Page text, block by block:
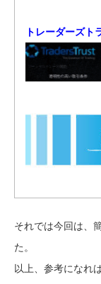
トレーダーズ
それでは今回は、
た。
以上、参考になれ